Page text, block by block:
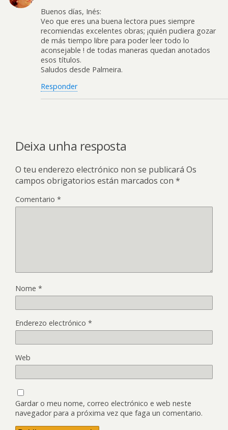
Buenos días, Inés:
Veo que eres una buena lectora pues siempre
recomiendas excelentes obras; ¡quién pudiera gozar
de más tiempo libre para poder leer todo lo
aconsejable ! de todas maneras quedan anotados
esos títulos.
Saludos desde Palmeira.
Responder
Deixa unha resposta
O teu enderezo electrónico non se publicará Os
campos obrigatorios están marcados con *
Comentario *
Nome *
Enderezo electrónico *
Web
Gardar o meu nome, correo electrónico e web neste
navegador para a próxima vez que faga un comentario.